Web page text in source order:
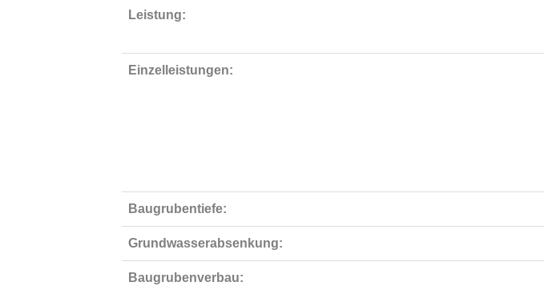
Leistung:
Einzelleistungen:
Baugrubentiefe:
Grundwasserabsenkung:
Baugrubenverbau: